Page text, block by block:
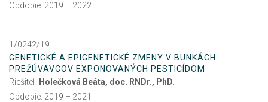
Obdobie: 2019 – 2022
1/0242/19
GENETICKÉ A EPIGENETICKÉ ZMENY V BUNKÁCH
PREŽÚVAVCOV EXPONOVANÝCH PESTICÍDOM
Riešiteľ: Holečková Beáta, doc. RNDr., PhD.
Obdobie: 2019 – 2021